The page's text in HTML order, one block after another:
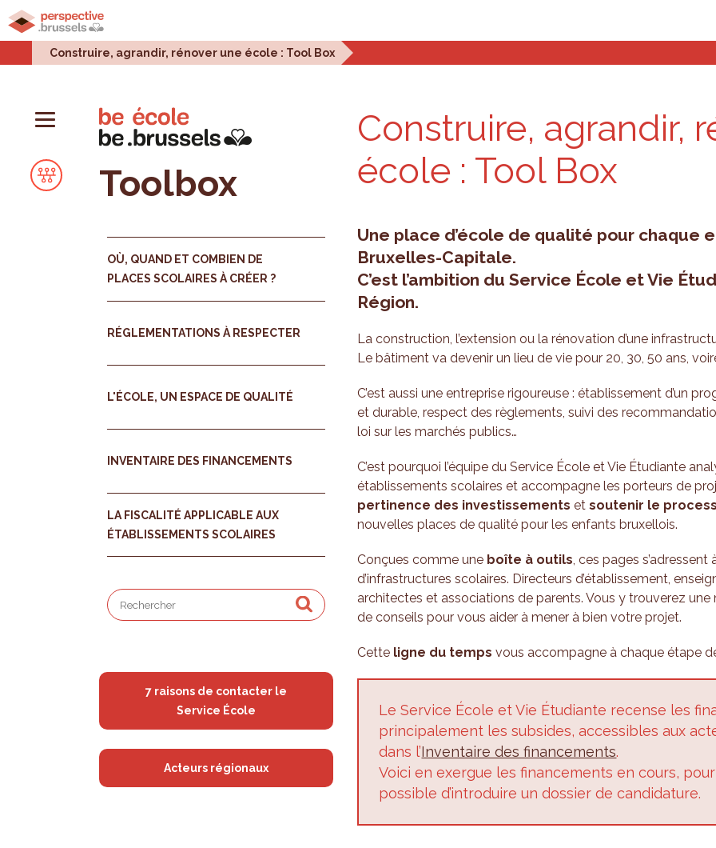
Accueil Projets urbains
Construire, agrandir, rénover une école : Tool Box
Toolbox
OÙ, QUAND ET COMBIEN DE
PLACES SCOLAIRES À CRÉER ?
RÉGLEMENTATIONS À RESPECTER
L'ÉCOLE, UN ESPACE DE QUALITÉ
INVENTAIRE DES FINANCEMENTS
LA FISCALITÉ APPLICABLE AUX
ÉTABLISSEMENTS SCOLAIRES
7 raisons de contacter le
Service École
Acteurs régionaux
Construire, agran­dir,
école : Tool Box
Une place d’école de qualité pour chaque
Bruxelles-Capitale.
C’est l’ambition du Service École et Vie
Région.
La construction, l’extension ou la rénovation d’une
Le bâtiment va devenir un lieu de vie pour 20, 30, 50 ans,
C’est aussi une entreprise rigoureuse : établissement d’un
et durable, respect des règlements, suivi des
loi sur les marchés publics…
C’est pourquoi l’équipe du Service École et Vie Étudiante
établissements scolaires et accompagne les porteurs de
pertinence des investissements etsoutenir le
nouvelles places de qualité pour les enfants bruxellois.
Conçues comme une boîte à outils, ces pages
d’infrastructures scolaires. Directeurs d’établissement,
architectes et associations de parents. Vous y trouverez
de conseils pour vous aider à mener à bien votre projet.
Cette ligne du temps vous accompagne à chaque étape
Le Service École et Vie Étudiante recense les
principalement les subsides, accessibles aux
dans l’Inventaire des financements.
Voici en exergue les financements en cours,
possible d’introduire un dossier de candidature.